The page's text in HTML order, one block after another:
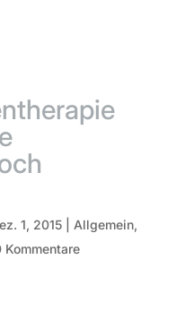
1, 2015| Allgemein,
Kommentare